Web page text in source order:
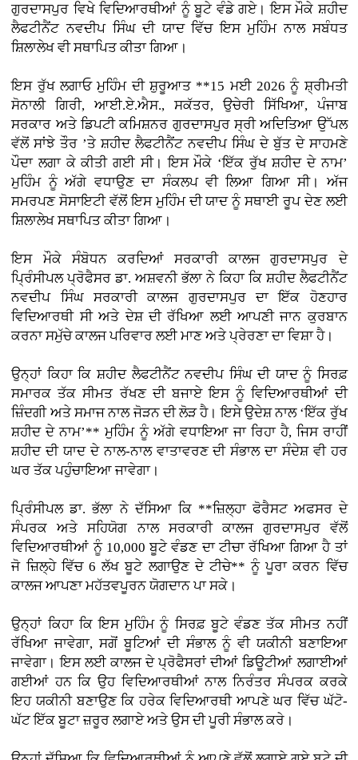
ਗੁਰਦਾਸਪੁਰ ਵਿਖੇ ਵਿਦਿਆਰਥੀਆਂ ਨੂੰ ਬੂਟੇ ਵੰਡੇ ਗਏ। ਇਸ ਮੌਕੇ ਸ਼ਹੀਦ
ਲੈਫਟੀਨੈਂਟ ਨਵਦੀਪ ਸਿੰਘ ਦੀ ਯਾਦ ਵਿੱਚ ਇਸ ਮੁਹਿੰਮ ਨਾਲ ਸਬੰਧਤ
ਸ਼ਿਲਾਲੇਖ ਵੀ ਸਥਾਪਿਤ ਕੀਤਾ ਗਿਆ।
ਇਸ ਰੁੱਖ ਲਗਾਓ ਮੁਹਿੰਮ ਦੀ ਸ਼ੁਰੂਆਤ **15 ਮਈ 2026 ਨੂੰ ਸ਼੍ਰੀਮਤੀ
ਸੋਨਾਲੀ ਗਿਰੀ, ਆਈ.ਏ.ਐਸ., ਸਕੱਤਰ, ਉਚੇਰੀ ਸਿੱਖਿਆ, ਪੰਜਾਬ
ਸਰਕਾਰ ਅਤੇ ਡਿਪਟੀ ਕਮਿਸ਼ਨਰ ਗੁਰਦਾਸਪੁਰ ਸ੍ਰੀ ਅਦਿਤਿਆ ਉੱਪਲ
ਵੱਲੋਂ ਸਾਂਝੇ ਤੌਰ ’ਤੇ ਸ਼ਹੀਦ ਲੈਫਟੀਨੈਂਟ ਨਵਦੀਪ ਸਿੰਘ ਦੇ ਬੁੱਤ ਦੇ ਸਾਹਮਣੇ
ਪੌਦਾ ਲਗਾ ਕੇ ਕੀਤੀ ਗਈ ਸੀ। ਇਸ ਮੌਕੇ ‘ਇੱਕ ਰੁੱਖ ਸ਼ਹੀਦ ਦੇ ਨਾਮ’
ਮੁਹਿੰਮ ਨੂੰ ਅੱਗੇ ਵਧਾਉਣ ਦਾ ਸੰਕਲਪ ਵੀ ਲਿਆ ਗਿਆ ਸੀ। ਅੱਜ
ਸਮਰਪਣ ਸੋਸਾਇਟੀ ਵੱਲੋਂ ਇਸ ਮੁਹਿੰਮ ਦੀ ਯਾਦ ਨੂੰ ਸਥਾਈ ਰੂਪ ਦੇਣ ਲਈ
ਸ਼ਿਲਾਲੇਖ ਸਥਾਪਿਤ ਕੀਤਾ ਗਿਆ।
ਇਸ ਮੌਕੇ ਸੰਬੋਧਨ ਕਰਦਿਆਂ ਸਰਕਾਰੀ ਕਾਲਜ ਗੁਰਦਾਸਪੁਰ ਦੇ
ਪ੍ਰਿੰਸੀਪਲ ਪ੍ਰੋਫੈਸਰ ਡਾ. ਅਸ਼ਵਨੀ ਭੱਲਾ ਨੇ ਕਿਹਾ ਕਿ ਸ਼ਹੀਦ ਲੈਫਟੀਨੈਂਟ
ਨਵਦੀਪ ਸਿੰਘ ਸਰਕਾਰੀ ਕਾਲਜ ਗੁਰਦਾਸਪੁਰ ਦਾ ਇੱਕ ਹੋਣਹਾਰ
ਵਿਦਿਆਰਥੀ ਸੀ ਅਤੇ ਦੇਸ਼ ਦੀ ਰੱਖਿਆ ਲਈ ਆਪਣੀ ਜਾਨ ਕੁਰਬਾਨ
ਕਰਨਾ ਸਮੁੱਚੇ ਕਾਲਜ ਪਰਿਵਾਰ ਲਈ ਮਾਣ ਅਤੇ ਪ੍ਰੇਰਣਾ ਦਾ ਵਿਸ਼ਾ ਹੈ।
ਉਨ੍ਹਾਂ ਕਿਹਾ ਕਿ ਸ਼ਹੀਦ ਲੈਫਟੀਨੈਂਟ ਨਵਦੀਪ ਸਿੰਘ ਦੀ ਯਾਦ ਨੂੰ ਸਿਰਫ਼
ਸਮਾਰਕ ਤੱਕ ਸੀਮਤ ਰੱਖਣ ਦੀ ਬਜਾਏ ਇਸ ਨੂੰ ਵਿਦਿਆਰਥੀਆਂ ਦੀ
ਜ਼ਿੰਦਗੀ ਅਤੇ ਸਮਾਜ ਨਾਲ ਜੋੜਨ ਦੀ ਲੋੜ ਹੈ। ਇਸੇ ਉਦੇਸ਼ ਨਾਲ ‘ਇੱਕ ਰੁੱਖ
ਸ਼ਹੀਦ ਦੇ ਨਾਮ’** ਮੁਹਿੰਮ ਨੂੰ ਅੱਗੇ ਵਧਾਇਆ ਜਾ ਰਿਹਾ ਹੈ, ਜਿਸ ਰਾਹੀਂ
ਸ਼ਹੀਦ ਦੀ ਯਾਦ ਦੇ ਨਾਲ-ਨਾਲ ਵਾਤਾਵਰਣ ਦੀ ਸੰਭਾਲ ਦਾ ਸੰਦੇਸ਼ ਵੀ ਹਰ
ਘਰ ਤੱਕ ਪਹੁੰਚਾਇਆ ਜਾਵੇਗਾ।
ਪ੍ਰਿੰਸੀਪਲ ਡਾ. ਭੱਲਾ ਨੇ ਦੱਸਿਆ ਕਿ **ਜ਼ਿਲ੍ਹਾ ਫੋਰੈਸਟ ਅਫਸਰ ਦੇ
ਸੰਪਰਕ ਅਤੇ ਸਹਿਯੋਗ ਨਾਲ ਸਰਕਾਰੀ ਕਾਲਜ ਗੁਰਦਾਸਪੁਰ ਵੱਲੋਂ
ਵਿਦਿਆਰਥੀਆਂ ਨੂੰ 10,000 ਬੂਟੇ ਵੰਡਣ ਦਾ ਟੀਚਾ ਰੱਖਿਆ ਗਿਆ ਹੈ ਤਾਂ
ਜੋ ਜ਼ਿਲ੍ਹੇ ਵਿੱਚ 6 ਲੱਖ ਬੂਟੇ ਲਗਾਉਣ ਦੇ ਟੀਚੇ** ਨੂੰ ਪੂਰਾ ਕਰਨ ਵਿੱਚ
ਕਾਲਜ ਆਪਣਾ ਮਹੱਤਵਪੂਰਨ ਯੋਗਦਾਨ ਪਾ ਸਕੇ।
ਉਨ੍ਹਾਂ ਕਿਹਾ ਕਿ ਇਸ ਮੁਹਿੰਮ ਨੂੰ ਸਿਰਫ਼ ਬੂਟੇ ਵੰਡਣ ਤੱਕ ਸੀਮਤ ਨਹੀਂ
ਰੱਖਿਆ ਜਾਵੇਗਾ, ਸਗੋਂ ਬੂਟਿਆਂ ਦੀ ਸੰਭਾਲ ਨੂੰ ਵੀ ਯਕੀਨੀ ਬਣਾਇਆ
ਜਾਵੇਗਾ। ਇਸ ਲਈ ਕਾਲਜ ਦੇ ਪ੍ਰੋਫੈਸਰਾਂ ਦੀਆਂ ਡਿਊਟੀਆਂ ਲਗਾਈਆਂ
ਗਈਆਂ ਹਨ ਕਿ ਉਹ ਵਿਦਿਆਰਥੀਆਂ ਨਾਲ ਨਿਰੰਤਰ ਸੰਪਰਕ ਕਰਕੇ
ਇਹ ਯਕੀਨੀ ਬਣਾਉਣ ਕਿ ਹਰੇਕ ਵਿਦਿਆਰਥੀ ਆਪਣੇ ਘਰ ਵਿੱਚ ਘੱਟੋ-
ਘੱਟ ਇੱਕ ਬੂਟਾ ਜ਼ਰੂਰ ਲਗਾਏ ਅਤੇ ਉਸ ਦੀ ਪੂਰੀ ਸੰਭਾਲ ਕਰੇ।